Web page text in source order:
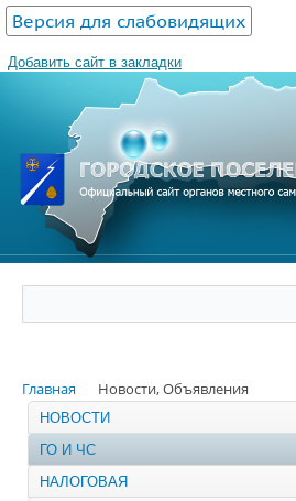
Версия для слабовидящих
Добавить сайт в закладки
Главная Новости, Объявления
НОВОСТИ
ГО И ЧС
НАЛОГОВАЯ